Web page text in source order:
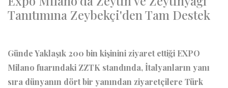
Tanıtımına Zeybekçi'den Tam Destek
Günde Yaklaşık 200 bin kişinini ziyaret ettiği EXPO
Milano fuarındaki ZZTK standında, İtalyanların yanı
sıra dünyanın dört bir yanından ziyaretçilere Türk